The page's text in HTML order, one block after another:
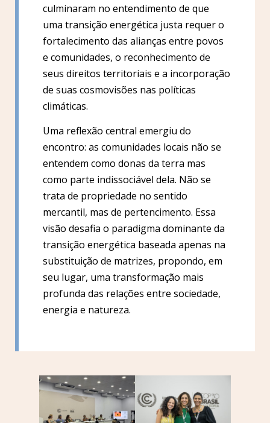
culminaram no entendimento de que
uma transição energética justa requer o
fortalecimento das alianças entre povos
e comunidades, o reconhecimento de
seus direitos territoriais e a incorporação
de suas cosmovisões nas políticas
climáticas.
Uma reflexão central emergiu do
encontro: as comunidades locais não se
entendem como donas da terra mas
como parte indissociável dela. Não se
trata de propriedade no sentido
mercantil, mas de pertencimento. Essa
visão desafia o paradigma dominante da
transição energética baseada apenas na
substituição de matrizes, propondo, em
seu lugar, uma transformação mais
profunda das relações entre sociedade,
energia e natureza.